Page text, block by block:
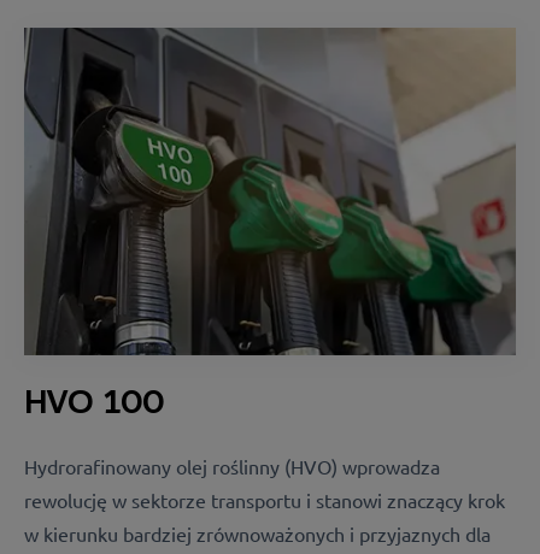
HVO 100
Hydrorafinowany olej roślinny (HVO) wprowadza
rewolucję w sektorze transportu i stanowi znaczący krok
w kierunku bardziej zrównoważonych i przyjaznych dla